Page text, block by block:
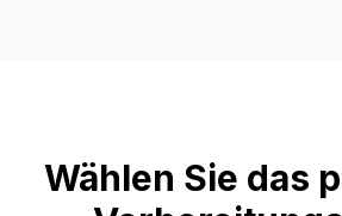
Wählen Sie das